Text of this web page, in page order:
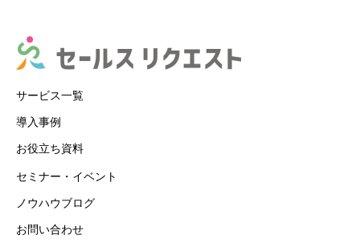
サービス一覧
導入事例
お役立ち資料
セミナー・イベント
ノウハウブログ
お問い合わせ